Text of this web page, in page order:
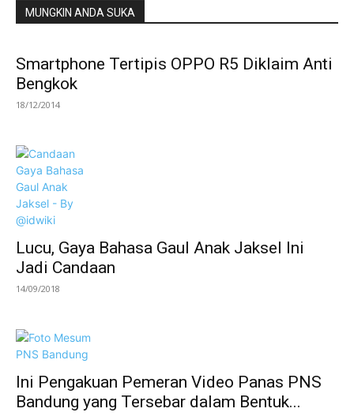
MUNGKIN ANDA SUKA
Smartphone Tertipis OPPO R5 Diklaim Anti
Bengkok
18/12/2014
Lucu, Gaya Bahasa Gaul Anak Jaksel Ini
Jadi Candaan
14/09/2018
Ini Pengakuan Pemeran Video Panas PNS
Bandung yang Tersebar dalam Bentuk...